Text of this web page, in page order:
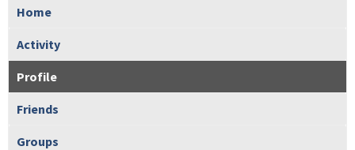
Home
Activity
Profile
Friends
Groups